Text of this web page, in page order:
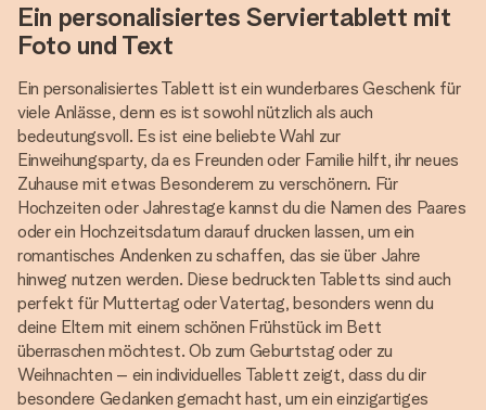
Ein personalisiertes Serviertablett mit
Foto und Text
Ein personalisiertes Tablett ist ein wunderbares Geschenk für
viele Anlässe, denn es ist sowohl nützlich als auch
bedeutungsvoll. Es ist eine beliebte Wahl zur
Einweihungsparty, da es Freunden oder Familie hilft, ihr neues
Zuhause mit etwas Besonderem zu verschönern. Für
Hochzeiten oder Jahrestage kannst du die Namen des Paares
oder ein Hochzeitsdatum darauf drucken lassen, um ein
romantisches Andenken zu schaffen, das sie über Jahre
hinweg nutzen werden. Diese bedruckten Tabletts sind auch
perfekt für Muttertag oder Vatertag, besonders wenn du
deine Eltern mit einem schönen Frühstück im Bett
überraschen möchtest. Ob zum Geburtstag oder zu
Weihnachten – ein individuelles Tablett zeigt, dass du dir
besondere Gedanken gemacht hast, um ein einzigartiges